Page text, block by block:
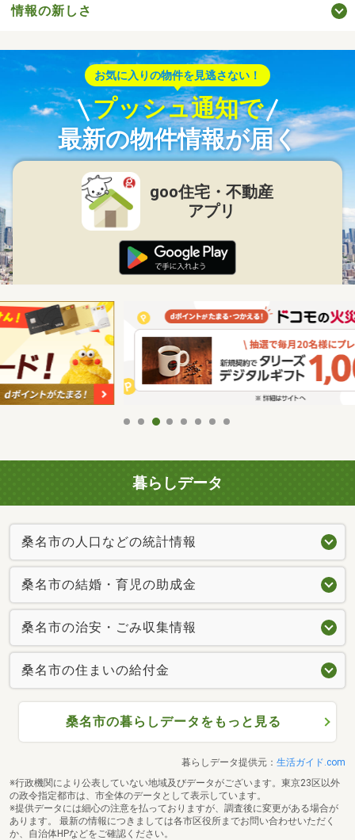
情報の新しさ
お気に入りの物件を見逃さない！
プッシュ通知で
最新の物件情報が届く
goo住宅・不動産
アプリ
暮らしデータ
桑名市の人口などの統計情報
桑名市の結婚・育児の助成金
桑名市の治安・ごみ収集情報
桑名市の住まいの給付金
桑名市の暮らしデータをもっと見る
暮らしデータ提供元： 生活ガイド.com
※行政機関により公表していない地域及びデータがございます。東京23区以外
の政令指定都市は、市全体のデータとして表示しています。
※提供データには細心の注意を払っておりますが、調査後に変更がある場合が
あります。 最新の情報につきましては各市区役所までお問い合わせいただく
か、自治体HPなどをご確認ください。